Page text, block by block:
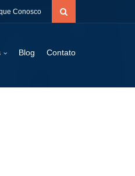
Conosco
Blog Contato